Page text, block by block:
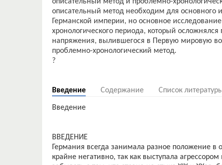
описательный метод необходим для основного
Германской империи, но основное
хронологического периода, который
напряжения, вылившегося в Первую мировую
проблемно-хронологический метод.
?
Введение Содержание Список
Введение
ВВЕДЕНИЕ
Германия всегда занимала разное положение
крайне негативно, так как выступала